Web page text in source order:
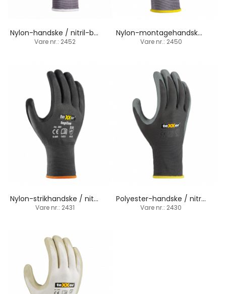
Nylon-handske / nitril-belægning / nitril-dupper
Vare nr.: 2452
Nylon-montagehandske / touchscreen / nitril-belægning
Vare nr.: 2450
Nylon-strikhandske / nitril-sandbelægning
Vare nr.: 2431
Polyester-handske / nitril-skumbelægning
Vare nr.: 2430